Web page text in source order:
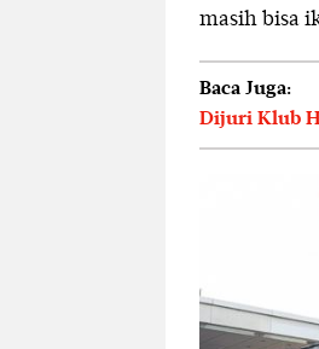
masih bisa
Baca Juga:
Dijuri Klub